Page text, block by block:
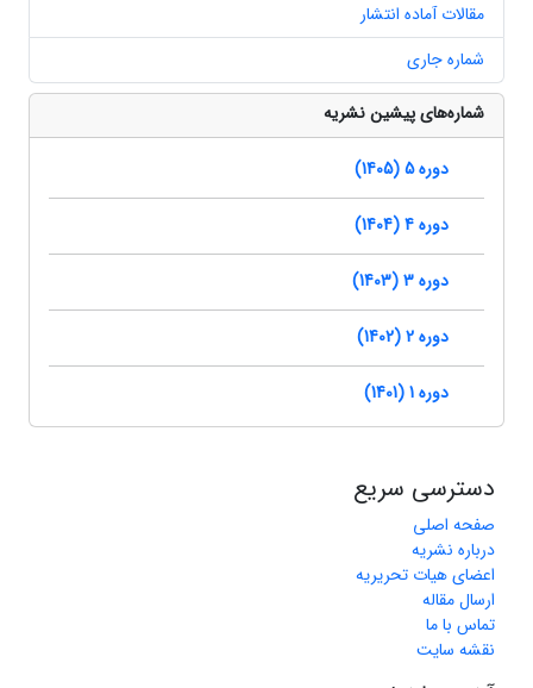
مقالات آماده انتشار
شماره جاری
شماره‌های پیشین نشریه
دوره 5 (1405)
دوره 4 (1404)
دوره 3 (1403)
دوره 2 (1402)
دوره 1 (1401)
دسترسی سریع
صفحه اصلی
درباره نشریه
اعضای هیات تحریریه
ارسال مقاله
تماس با ما
نقشه سایت